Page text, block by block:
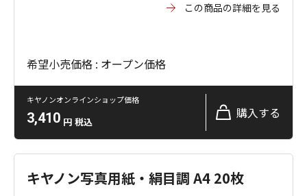
この商品の詳細を見る
希望小売価格 : オープン価格
キヤノンオンラインショップ価格
3,410 円 税込
購入する
キヤノン写真用紙・絹目調 A4 20枚